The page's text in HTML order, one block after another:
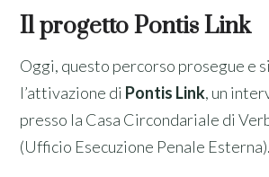
Il progetto Pontis Link
Oggi, questo percorso prosegue e
l’attivazione di Pontis Link, un
presso la Casa Circondariale di
(Ufficio Esecuzione Penale Esterna).